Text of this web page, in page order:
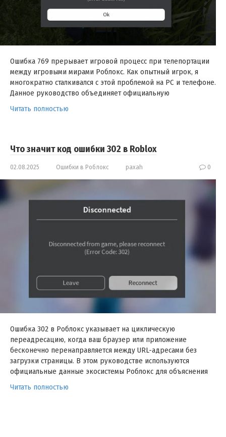
Ошибка 769 прерывает игровой процесс при телепортации
между игровыми мирами Роблокс. Как опытный игрок, я
многократно сталкивался с этой проблемой на PC и телефоне.
Данное руководство объединяет официальную
Читать полностью
Что значит код ошибки 302 в Roblox
02.08.2025 Ошибки в Роблокс paxah 0
Ошибка 302 в Роблокс указывает на циклическую
переадресацию, когда ваш браузер или приложение
бесконечно перенаправляется между URL-адресами без
загрузки страницы. В этом руководстве используются
официальные данные экосистемы Роблокс для объяснения
Читать полностью